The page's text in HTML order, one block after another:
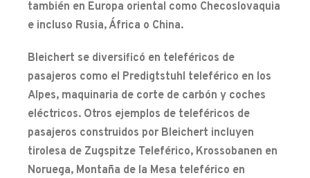
también en Europa oriental como Checoslovaquia
e incluso Rusia, África o China.
Bleichert se diversificó en teleféricos de
pasajeros como el Predigtstuhl teleférico en los
Alpes, maquinaria de corte de carbón y coches
eléctricos. Otros ejemplos de teleféricos de
pasajeros construidos por Bleichert incluyen
tirolesa de Zugspitze Teleférico, Krossobanen en
Noruega, Montaña de la Mesa teleférico en